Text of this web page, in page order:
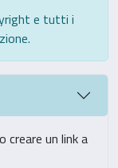
e tutti i
un link a